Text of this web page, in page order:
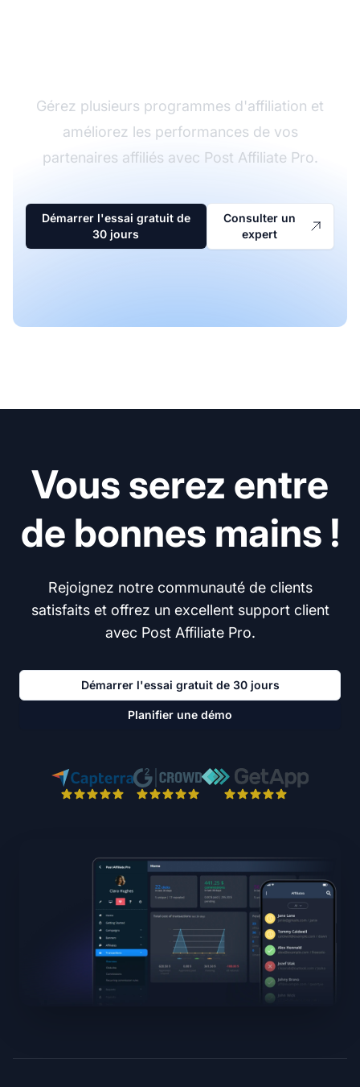
Gérez plusieurs programmes d'affiliation et
améliorez les performances de vos
partenaires affiliés avec Post Affiliate Pro.
Démarrer l'essai gratuit de
30 jours
Consulter un
expert
Vous serez entre
de bonnes mains !
Rejoignez notre communauté de clients
satisfaits et offrez un excellent support client
avec Post Affiliate Pro.
Démarrer l'essai gratuit de 30 jours
Planifier une démo